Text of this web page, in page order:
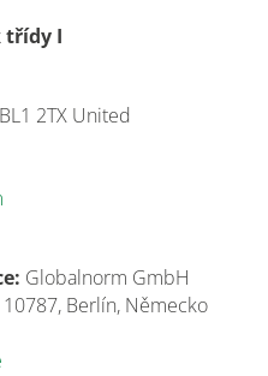
třídy I
2TX United
Globalnorm GmbH
Berlín, Německo